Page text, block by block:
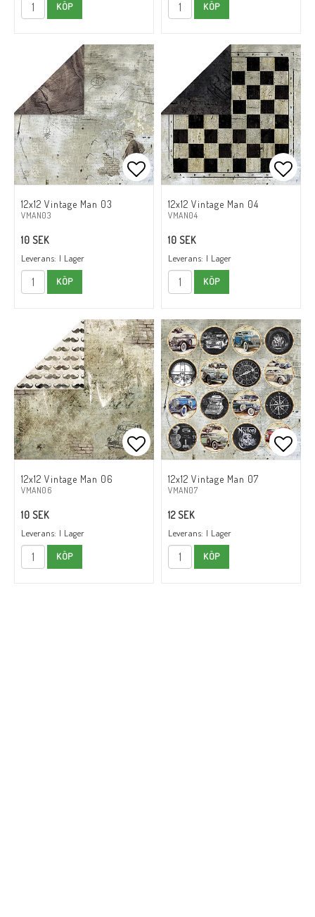
KÖP KÖP
Lägg till i favoritlistan
12x12 Vintage Man 03
VMAN03
10 SEK
Leverans: I Lager
KÖP
12x12 Vintage Man 04
VMAN04
10 SEK
Leverans: I Lager
KÖP
Lägg till i favoritlistan
12x12 Vintage Man 06
VMAN06
10 SEK
Leverans: I Lager
KÖP
12x12 Vintage Man 07
VMAN07
12 SEK
Leverans: I Lager
KÖP